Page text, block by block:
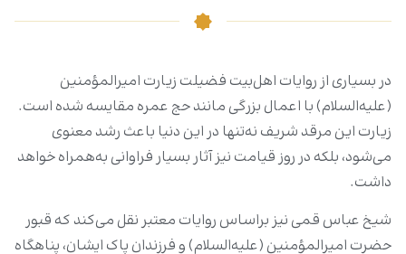
در بسیاری از روایات اهل‌بیت فضیلت زیارت امیرالمؤمنین
(علیه‌السلام) با اعمال بزرگی مانند حج عمره مقایسه شده است.
زیارت این مرقد شریف نه‌تنها در این دنیا باعث رشد معنوی
می‌شود، بلکه در روز قیامت نیز آثار بسیار فراوانی به‌همراه خواهد
داشت.
شیخ عباس قمی نیز براساس روایات معتبر نقل می‌کند که قبور
حضرت امیرالمؤمنین (علیه‌السلام) و فرزندان پاک ایشان، پناهگاه